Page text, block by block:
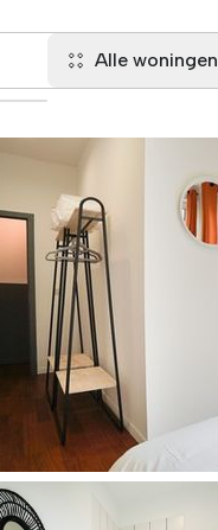
Alle woningen